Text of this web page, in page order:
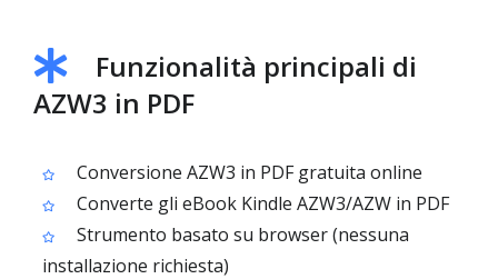
Funzionalità principali di
AZW3 in PDF
Conversione AZW3 in PDF gratuita online
Converte gli eBook Kindle AZW3/AZW in PDF
Strumento basato su browser (nessuna
installazione richiesta)